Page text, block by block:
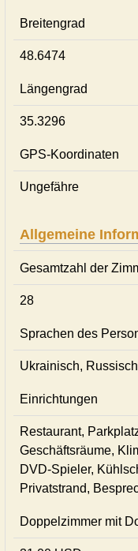
Breitengrad
48.6474
Längengrad
35.3296
GPS-Koordinaten
Ungefähre
Allgemeine
Gesamtzahl der
28
Sprachen des
Ukrainisch, Russisch
Einrichtungen
Restaurant,
Geschäftsräume,
DVD-Spieler,
Privatstrand,
Doppelzimmer mit